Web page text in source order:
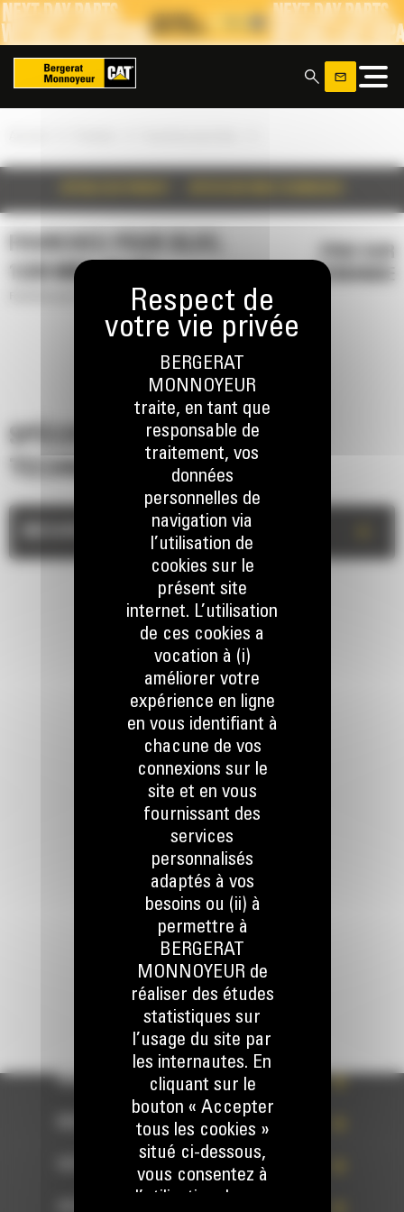
1220 MM (48 IN)
DEMANDE
SPÉCIFICATIONS
TECHNIQUES
RESTONS EN CONTACT
Appelez-nous
078 157 767
ENVOYER LA DEMANDE
WHAT’S NEW?
NOS RÉFÉRENCES
Panneau de gestion des cookies
BERGERAT
MONNOYEUR
traite, en tant que
responsable de
traitement, vos
données
personnelles de
navigation via
l’utilisation de
cookies sur le
présent site
internet. L’utilisation
de ces cookies a
vocation à (i)
améliorer votre
expérience en ligne
en vous identifiant à
chacune de vos
connexions sur le
site et en vous
fournissant des
services
personnalisés
adaptés à vos
besoins ou (ii) à
permettre à
BERGERAT
MONNOYEUR de
réaliser des études
statistiques sur
l’usage du site par
les internautes. En
cliquant sur le
bouton « Accepter
tous les cookies »
situé ci-dessous,
vous consentez à